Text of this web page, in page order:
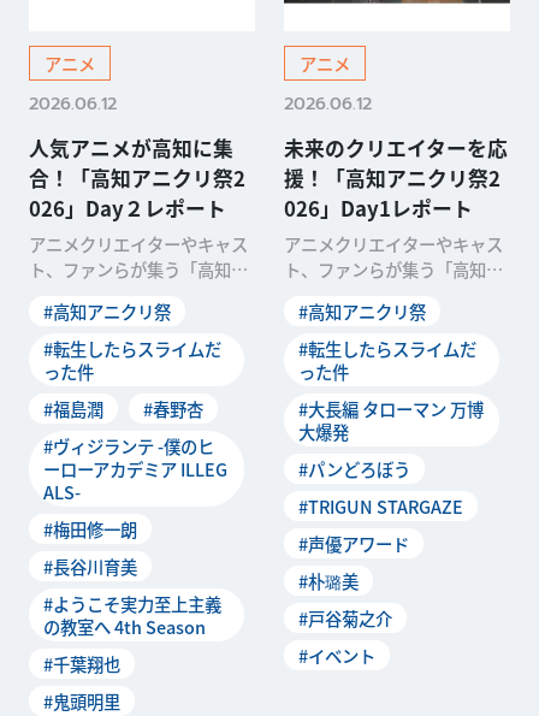
アニメ
2026.06.12
人気アニメが高知に集
合！「高知アニクリ祭2
026」Day２レポート
アニメクリエイターやキャス
ト、ファンらが集う「高知ア
月11日、12日にわたって開催
されました。「高知でのアニ
メ産業基盤の創造」をミッシ
ョンに掲げる「高知アニメク
リエイター聖地プ...
#高知アニクリ祭
#転生したらスライムだ
った件
#福島潤
#春野杏
#ヴィジランテ -僕のヒ
ーローアカデミア ILLEG
ALS-
#梅田修一朗
#長谷川育美
#ようこそ実力至上主義
の教室へ 4th Season
#千葉翔也
#鬼頭明里
アニメ
2026.06.12
未来のクリエイターを応
援！「高知アニクリ祭2
026」Day1レポート
アニメクリエイターやキャス
ト、ファンらが集う「高知ア
月11日、12日にわたって開催
されました。「高知でのアニ
メ産業基盤の創造」をミッシ
ョンに掲げる「高知アニメク
リエイター聖地プ...
#高知アニクリ祭
#転生したらスライムだ
った件
#大長編 タローマン 万博
大爆発
#パンどろぼう
#TRIGUN STARGAZE
#声優アワード
#朴璐美
#戸谷菊之介
#イベント